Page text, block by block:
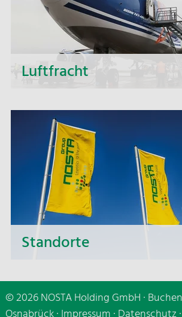
Luftfracht
über Projekt- und Charterverkehre
Board-Courier-Services. Wir
breites Spektrum an Luftracht
Standorte
persönlichen Ansprechpartner vor
© 2026 NOSTA Holding GmbH ·